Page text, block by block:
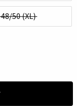
48/50 (XL)